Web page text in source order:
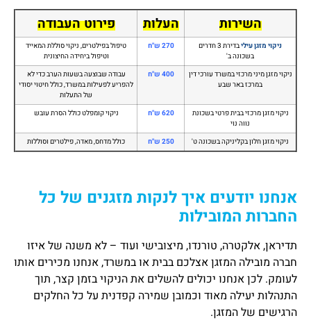
השירות העלות פירוט העבודה
ניקוי מזגן עילי
בדירת 3 חדרים
בשכונה ב'
270 ש"ח
טיפול בפילטרים, ניקוי סוללת המאייד
וטיפול ביחידה החיצונית
ניקוי מזגן מיני מרכזי במשרד עורכי דין
במרכז באר שבע
400 ש"ח
עבודה שבוצעה בשעות הערב כדי לא
להפריע לפעילות במשרד, כולל חיטוי יסודי
של התעלות
ניקוי מזגן מרכזי בבית פרטי בשכונת
נווה נוי
620 ש"ח ניקוי קומפלט כולל הסרת עובש
ניקוי מזגן חלון בקליניקה בשכונה ט' 250 ש"ח כולל מדחס, מאדה, פילטרים וסוללות
אנחנו יודעים איך לנקות מזגנים של כל
החברות המובילות
תדיראן, אלקטרה, טורנדו, מיצובישי ועוד – לא משנה של איזו
חברה מובילה המזגן אצלכם בבית או במשרד, אנחנו מכירים אותו
לעומק. לכן אנחנו יכולים להשלים את הניקוי בזמן קצר, תוך
התנהלות יעילה מאוד וכמובן שמירה קפדנית על כל החלקים
הרגישים של המזגן.